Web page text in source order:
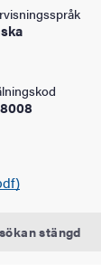
stängd